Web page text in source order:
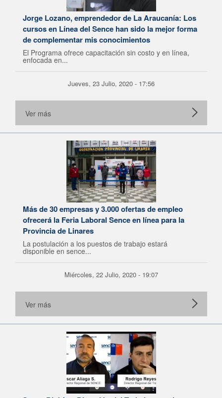
Jorge Lozano, emprendedor de La Araucanía: Los
cursos en Línea del Sence han sido la mejor forma
de complementar mis conocimientos
El Programa ofrece capacitación sin costo y en línea,
enfocada en...
Jueves, 23 Julio, 2020 - 17:56
Ver más
Más de 30 empresas y 3.000 ofertas de empleo
ofrecerá la Feria Laboral Sence en línea para la
Provincia de Linares
La postulación a los puestos de trabajo estará
disponible en sence...
Miércoles, 22 Julio, 2020 - 19:07
Ver más